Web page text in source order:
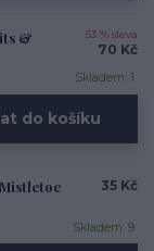
&
53 % sleva
70 Kč
Skladem: 1
do košíku
35 Kč
Skladem: 9